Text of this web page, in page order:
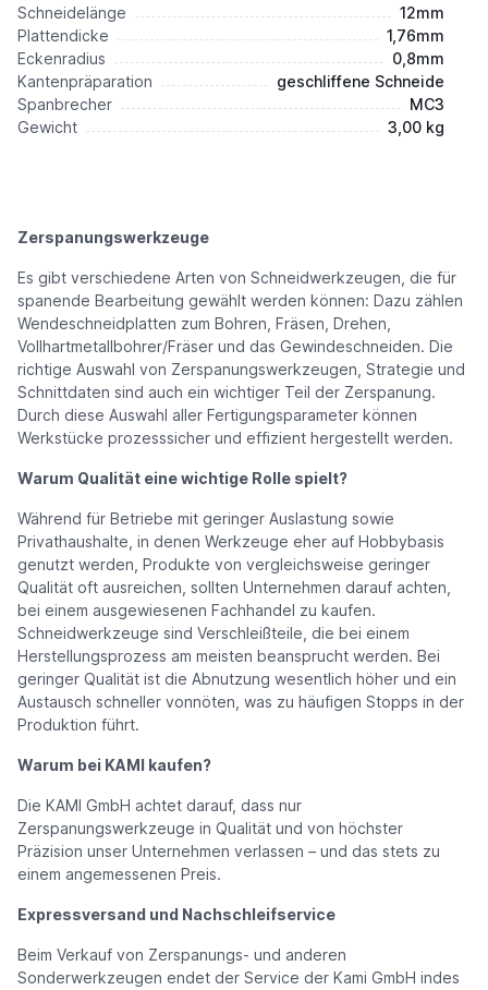
Schneidelänge
12mm
Plattendicke
1,76mm
Eckenradius
0,8mm
Kantenpräparation
geschliffene Schneide
Spanbrecher
MC3
Gewicht
3,00 kg
Zerspanungswerkzeuge
Es gibt verschiedene Arten von Schneidwerkzeugen, die für
spanende Bearbeitung gewählt werden können: Dazu zählen
Wendeschneidplatten zum Bohren, Fräsen, Drehen,
Vollhartmetallbohrer/Fräser und das Gewindeschneiden. Die
richtige Auswahl von Zerspanungswerkzeugen, Strategie und
Schnittdaten sind auch ein wichtiger Teil der Zerspanung.
Durch diese Auswahl aller Fertigungsparameter können
Werkstücke prozesssicher und effizient hergestellt werden.
Warum Qualität eine wichtige Rolle spielt?
Während für Betriebe mit geringer Auslastung sowie
Privathaushalte, in denen Werkzeuge eher auf Hobbybasis
genutzt werden, Produkte von vergleichsweise geringer
Qualität oft ausreichen, sollten Unternehmen darauf achten,
bei einem ausgewiesenen Fachhandel zu kaufen.
Schneidwerkzeuge sind Verschleißteile, die bei einem
Herstellungsprozess am meisten beansprucht werden. Bei
geringer Qualität ist die Abnutzung wesentlich höher und ein
Austausch schneller vonnöten, was zu häufigen Stopps in der
Produktion führt.
Warum bei KAMI kaufen?
Die KAMI GmbH achtet darauf, dass nur
Zerspanungswerkzeuge in Qualität und von höchster
Präzision unser Unternehmen verlassen – und das stets zu
einem angemessenen Preis.
Expressversand und Nachschleifservice
Beim Verkauf von Zerspanungs- und anderen
Sonderwerkzeugen endet der Service der Kami GmbH indes